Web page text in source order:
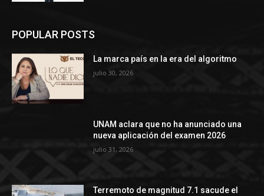
POPULAR POSTS
La marca país en la era del algoritmo
julio 30, 2026
UNAM aclara que no ha anunciado una
nueva aplicación del examen 2026
julio 31, 2026
Terremoto de magnitud 7.1 sacude el